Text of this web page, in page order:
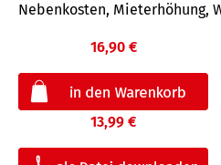
Nebenkosten, Mieterhöhung,
16,90 €
13,99 €